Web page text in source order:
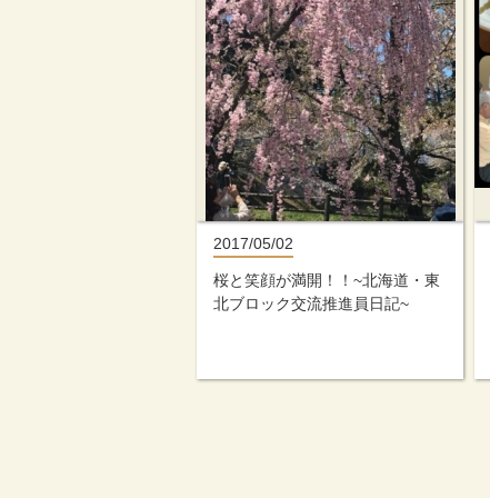
2017/05/02
桜と笑顔が満開！！~北海道・東
北ブロック交流推進員日記~